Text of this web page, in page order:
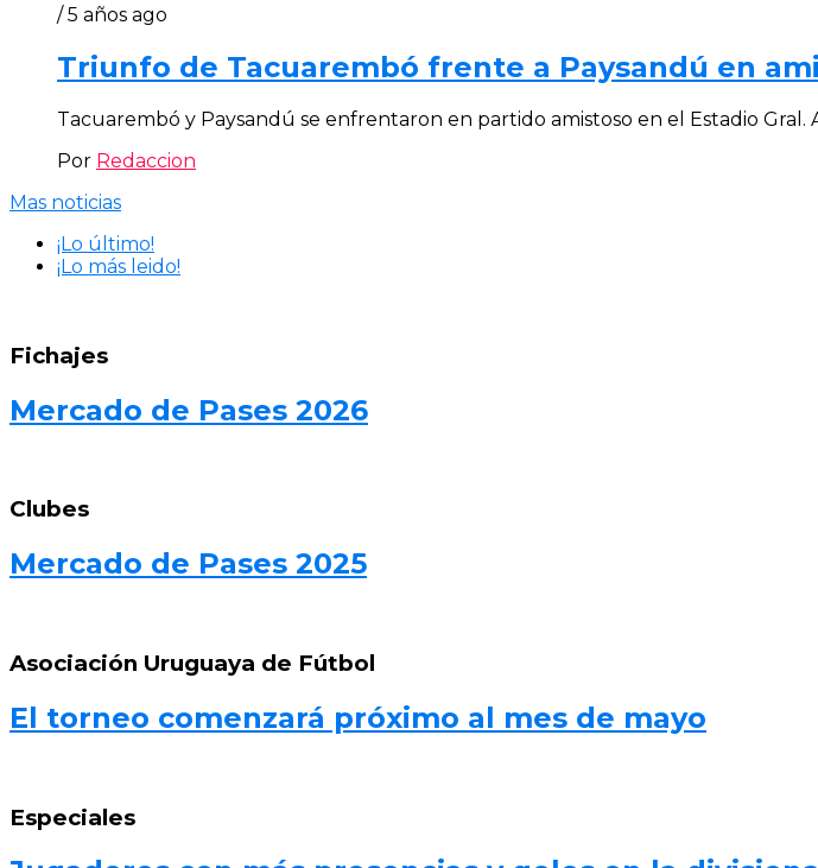
/ 5 años ago
Triunfo de Tacuarembó frente a Paysandú en
Tacuarembó y Paysandú se enfrentaron en partido amistoso en el Estadio
Por Redaccion
Mas noticias
¡Lo último!
¡Lo más leido!
Fichajes
Mercado de Pases 2026
Clubes
Mercado de Pases 2025
Asociación Uruguaya de Fútbol
El torneo comenzará próximo al mes de mayo
Especiales